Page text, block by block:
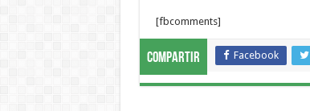
[fbcomments]
Compartir Facebook